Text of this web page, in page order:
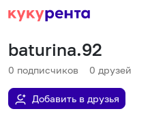
baturina.92
0 подписчиков 0 друзей
Добавить в друзья